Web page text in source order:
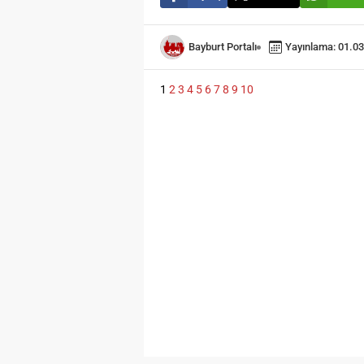
Bayburt Portalı Yayınlama:
1 2 3 4 5 678 9 10